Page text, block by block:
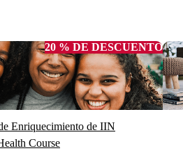
20 % DE DESCUENTO
Enriquecimiento de IIN
Course